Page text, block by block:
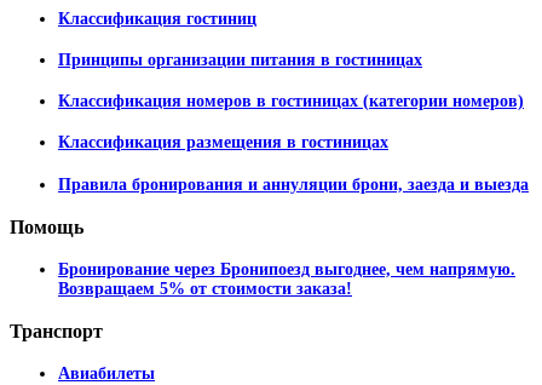
Классификация гостиниц
Принципы организации питания в гостиницах
Классификация номеров в гостиницах (категории номеров)
Классификация размещения в гостиницах
Правила бронирования и аннуляции брони, заезда и выезда
Помощь
Бронирование через Бронипоезд выгоднее, чем напрямую.
Возвращаем 5% от стоимости заказа!
Транспорт
Авиабилеты